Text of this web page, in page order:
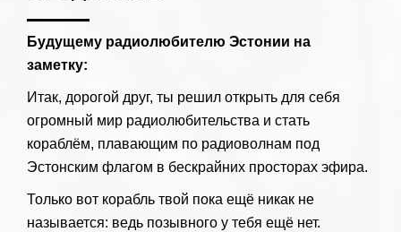
Будущему радиолюбителю Эстонии на
заметку:
Итак, дорогой друг, ты решил открыть для себя
огромный мир радиолюбительства и стать
кораблём, плавающим по радиоволнам под
Эстонским флагом в бескрайних просторах эфира.
Только вот корабль твой пока ещё никак не
называется: ведь позывного у тебя ещё нет.